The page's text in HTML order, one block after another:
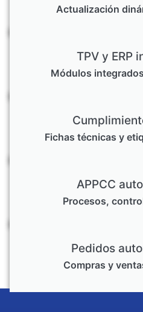
Actualización
TPV y ERP
Módulos
Fichas técnicas y
APPCC
Procesos,
Pedidos
Compras y